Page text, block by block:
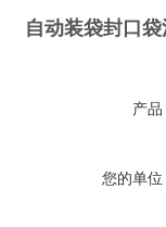
自动装袋封口
产品
您的单位